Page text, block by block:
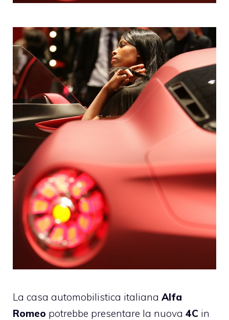
La casa automobilistica italiana Alfa
Romeo potrebbe presentare la nuova 4C in